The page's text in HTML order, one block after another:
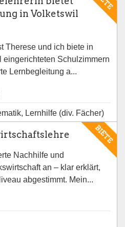
in Volketswil
Therese und ich biete in
eingerichteten Schulzimmern
Lernbegleitung a...
Lernhilfe (div. Fächer)
BIETE
Nachhilfe und
an – klar erklärt,
abgestimmt. Mein...